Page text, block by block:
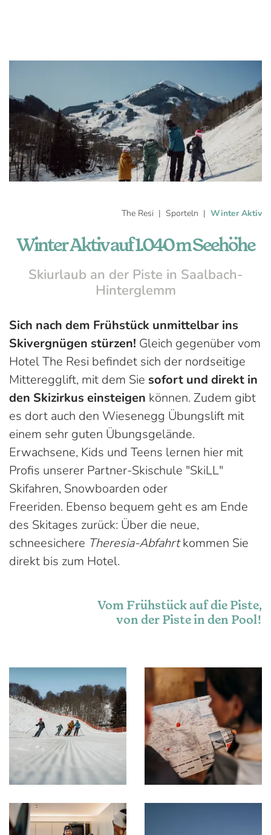
The Resi Sporteln Winter Aktiv
Winter Aktiv auf 1.040 m Seehöhe
Skiurlaub an der Piste in Saalbach-
Hinterglemm
Sich nach dem Frühstück unmittelbar ins
Skivergnügen stürzen! Gleich gegenüber vom
Hotel The Resi befindet sich der nordseitige
Mitteregglift, mit dem Sie sofort und direkt in
den Skizirkus einsteigen können. Zudem gibt
es dort auch den Wiesenegg Übungslift mit
einem sehr guten Übungsgelände.
Erwachsene, Kids und Teens lernen hier mit
Profis unserer Partner-Skischule "SkiLL"
Skifahren, Snowboarden oder
Freeriden. Ebenso bequem geht es am Ende
des Skitages zurück: Über die neue,
schneesichere Theresia-Abfahrtkommen Sie
direkt bis zum Hotel.
Vom Frühstück auf die Piste,
von der Piste in den Pool!